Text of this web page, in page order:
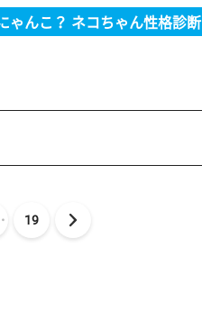
ゃんこ？ ネコちゃん性格診断
19